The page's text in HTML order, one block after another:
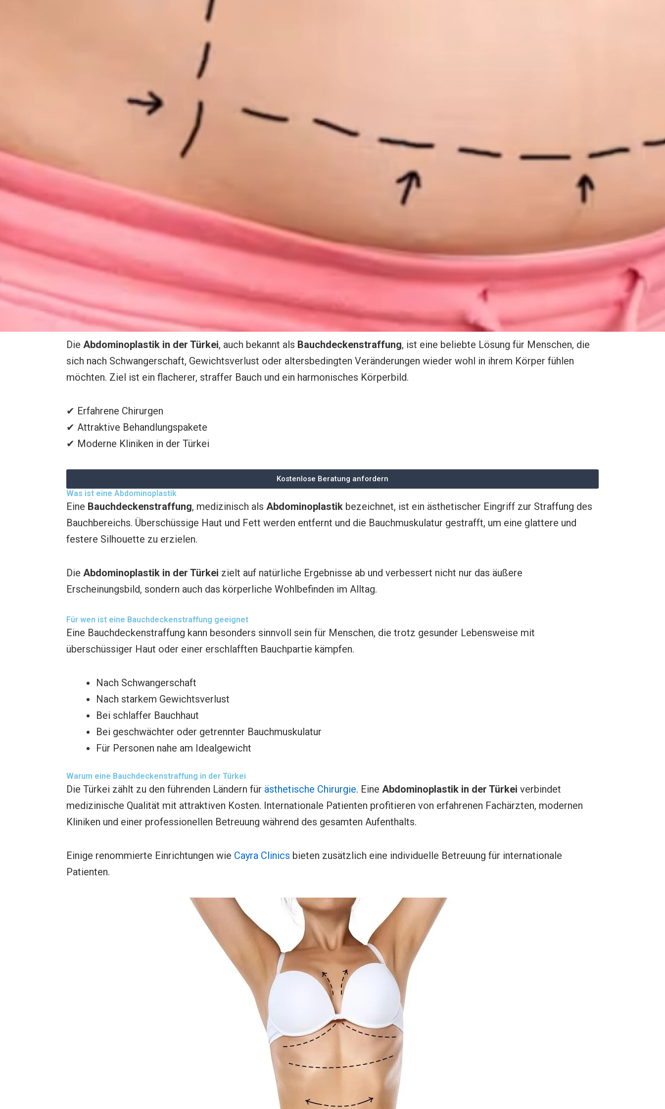
Die Abdominoplastik in der Türkei, auch bekannt als Bauchdeckenstraffung, ist eine beliebte Lösung für Menschen, die
sich nach Schwangerschaft, Gewichtsverlust oder altersbedingten Veränderungen wieder wohl in ihrem Körper fühlen
möchten. Ziel ist ein flacherer, straffer Bauch und ein harmonisches Körperbild.
✔ Erfahrene Chirurgen
✔ Attraktive Behandlungspakete
✔ Moderne Kliniken in der Türkei
Kostenlose Beratung anfordern
Was ist eine Abdominoplastik
Eine Bauchdeckenstraffung, medizinisch als Abdominoplastik bezeichnet, ist ein ästhetischer Eingriff zur Straffung des
Bauchbereichs. Überschüssige Haut und Fett werden entfernt und die Bauchmuskulatur gestrafft, um eine glattere und
festere Silhouette zu erzielen.
Die Abdominoplastik in der Türkei zielt auf natürliche Ergebnisse ab und verbessert nicht nur das äußere
Erscheinungsbild, sondern auch das körperliche Wohlbefinden im Alltag.
Für wen ist eine Bauchdeckenstraffung geeignet
Eine Bauchdeckenstraffung kann besonders sinnvoll sein für Menschen, die trotz gesunder Lebensweise mit
überschüssiger Haut oder einer erschlafften Bauchpartie kämpfen.
Nach Schwangerschaft
Nach starkem Gewichtsverlust
Bei schlaffer Bauchhaut
Bei geschwächter oder getrennter Bauchmuskulatur
Für Personen nahe am Idealgewicht
Warum eine Bauchdeckenstraffung in der Türkei
Die Türkei zählt zu den führenden Ländern für ästhetische Chirurgie. Eine Abdominoplastik in der Türkei verbindet
medizinische Qualität mit attraktiven Kosten. Internationale Patienten profitieren von erfahrenen Fachärzten, modernen
Kliniken und einer professionellen Betreuung während des gesamten Aufenthalts.
Einige renommierte Einrichtungen wie Cayra Clinics bieten zusätzlich eine individuelle Betreuung für internationale
Patienten.